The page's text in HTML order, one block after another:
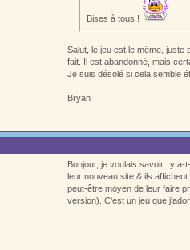
Bises à tous !
Salut, le jeu est le même, juste
fait. Il est abandonné, mais
Je suis désolé si cela semble
Bryan
Bonjour, je voulais savoir.. y
leur nouveau site & ils
peut-être moyen de leur faire
version). C'est un jeu que